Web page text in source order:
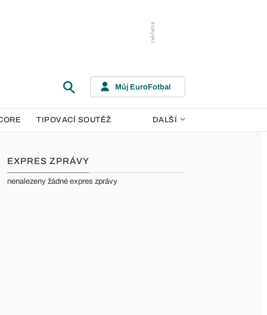
Můj EuroFotbal
TIPOVACÍ SOUTĚŽ DALŠÍ
EXPRES ZPRÁVY
nenalezeny žádné expres zprávy